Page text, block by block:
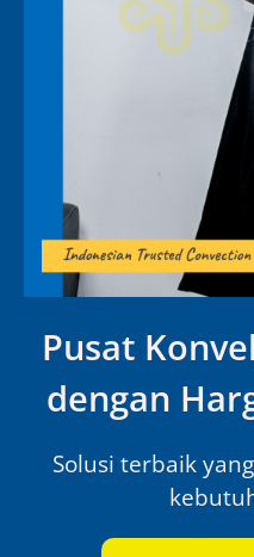
Pusat
dengan
Solusi terbaik